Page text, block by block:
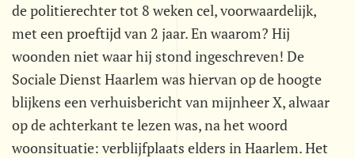
de politierechter tot 8 weken cel, voorwaardelijk,
met een proeftijd van 2 jaar. En waarom? Hij
woonden niet waar hij stond ingeschreven! De
Sociale Dienst Haarlem was hiervan op de hoogte
blijkens een verhuisbericht van mijnheer X, alwaar
op de achterkant te lezen was, na het woord
woonsituatie: verblijfplaats elders in Haarlem. Het